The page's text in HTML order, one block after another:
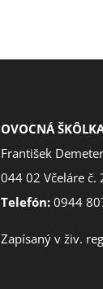
OVOCNÁ
František Demeter
044 02 Včeláre č.
Telefón: 0944
Zapísaný v živ.